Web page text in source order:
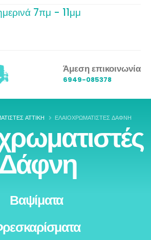
7πμ - 11μμ
Άμεση επικοινωνία
6949-085378
ΑΤΤΙΚΉ ΕΛΑΙΟΧΡΩΜΑΤΙΣΤΈΣ ΔΆΦΝΗ
Βαψίματα